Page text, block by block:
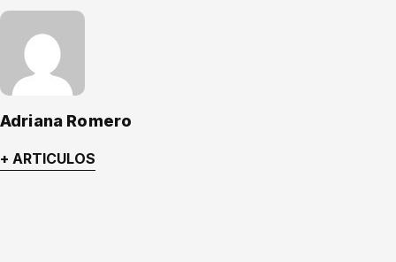
Adriana Romero
+ ARTICULOS